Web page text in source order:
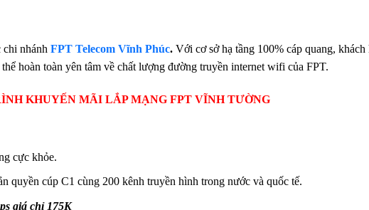
chi nhánh FPT Telecom Vĩnh Phúc. Với cơ sở hạ tầng 100% cáp quang, khách
thể hoàn toàn yên tâm về chất lượng đường truyền internet wifi của FPT.
KHUYẾN MÃI LẮP MẠNG FPT VĨNH TƯỜNG
cực khỏe.
quyền cúp C1 cùng 200 kênh truyền hình trong nước và quốc tế.
giá chỉ 175K